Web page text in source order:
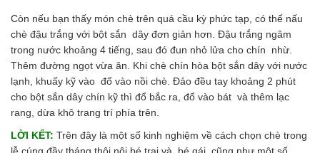
Còn nếu bạn thấy món chè trên quá cầu kỳ phức tạp, có thể nấu
chè đậu trắng với bột sắn dây đơn giản hơn. Đậu trắng ngâm
trong nước khoảng 4 tiếng, sau đó đun nhỏ lửa cho chín nhừ.
Thêm đường ngọt vừa ăn. Khi chè chín hòa bột sắn dây với nước
lạnh, khuấy kỹ vào đổ vào nồi chè. Đảo đều tay khoảng 2 phút
cho bột sắn dây chín kỹ thì đổ bắc ra, đổ vào bát và thêm lạc
rang, dừa khô trang trí phía trên.
LỜI KẾT: Trên đây là một số kinh nghiệm về cách chọn chè trong
lễ cúng đầy tháng thôi nôi bé trai và bé gái, cũng như một số